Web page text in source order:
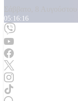
05:16:18